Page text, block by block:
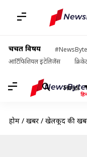
चर्चित विषय
आर्टिफिशियल इंटेलिजेंस
Hindi
होम / खबरें / खेलकूद की